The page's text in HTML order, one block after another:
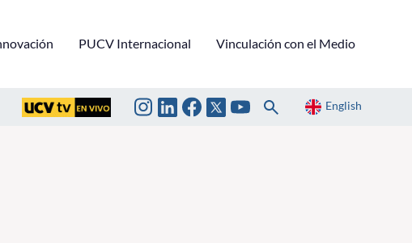
PUCV Internacional Vinculación con el Medio
English